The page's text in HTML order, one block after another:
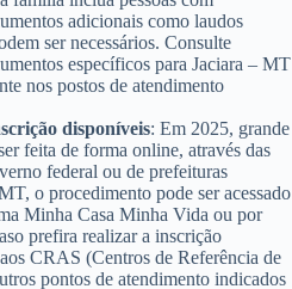
adicionais como laudos
ser necessários. Consulte
específicos para Jaciara – MT
nos postos de atendimento
disponíveis: Em 2025, grande
feita de forma online, através das
federal ou de prefeituras
o procedimento pode ser acessado
Minha Casa Minha Vida ou por
prefira realizar a inscrição
CRAS (Centros de Referência de
pontos de atendimento indicados